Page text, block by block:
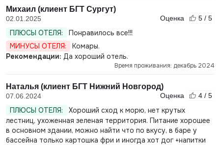
Михаил (клиент БГТ Сургут)
02.01.2025 Оценка 5 / 5
ПЛЮСЫ ОТЕЛЯ:
Понравилось все!!!
МИНУСЫ ОТЕЛЯ:
Комары.
Рекомендации: Да хороший отель.
Время проживания: декабрь 2024
Наталья (клиент БГТ Нижний Новгород)
07.06.2024 Оценка 4 / 5
ПЛЮСЫ ОТЕЛЯ:
Хороший сход к морю, нет крутых
лестниц, ухоженная зеленая территория. Питание хорошее
в основном здании, можно найти что по вкусу, в баре у
бассейна только картошка фри и иногда хот дог +напитки